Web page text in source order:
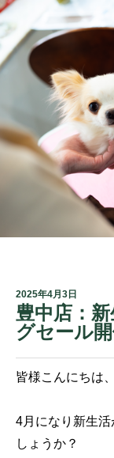
2025年4月3日
豊中店：
グセール
皆様こんにちは
4月になり新生
しょうか？